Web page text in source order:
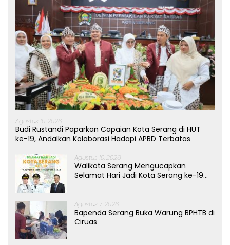
Agustus 10, 2026
Budi Rustandi Paparkan Capaian Kota Serang di HUT
ke-19, Andalkan Kolaborasi Hadapi APBD Terbatas
Agustus 10, 2026
Walikota Serang Mengucapkan
Selamat Hari Jadi Kota Serang ke-19
Agustus 7, 2026
Bapenda Serang Buka Warung BPHTB di
Ciruas